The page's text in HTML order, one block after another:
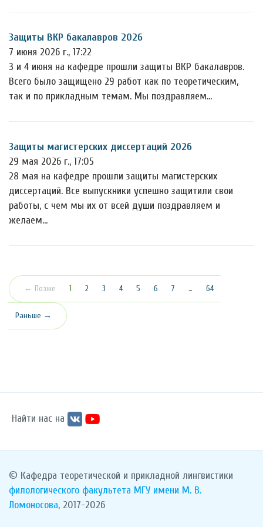
Защиты ВКР бакалавров 2026
7 июня 2026 г., 17:22
3 и 4 июня на кафедре прошли защиты ВКР бакалавров.
Всего было защищено 29 работ как по теоретическим,
так и по прикладным темам. Мы поздравляем…
Защиты магистерских диссертаций 2026
29 мая 2026 г., 17:05
28 мая на кафедре прошли защиты магистерских
диссертаций. Все выпускники успешно защитили свои
работы, с чем мы их от всей души поздравляем и
желаем…
← Позже 1 (текущая)
2 3 4 5 6 7 … 64
Раньше →
Найти нас на
© Кафедра теоретической и прикладной лингвистики
филологического факультета МГУ имени М. В.
Ломоносова, 2017-2026